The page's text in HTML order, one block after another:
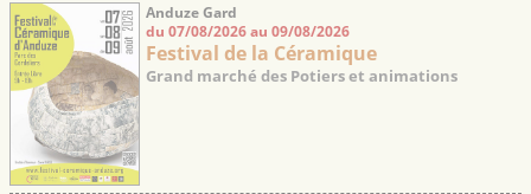
Anduze Gard
du 07/08/2026 au 09/08/2026
Festival de la Céramique
Grand marché des Potiers et animations